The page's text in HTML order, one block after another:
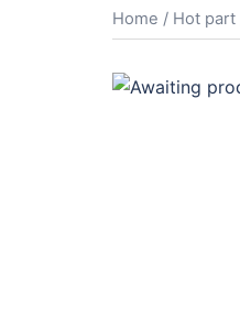
Home / Hot part